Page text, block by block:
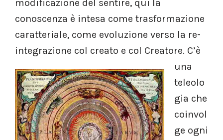
modificazione del sentire, qui la
conoscenza è intesa come trasformazione
caratteriale, come evoluzione verso la re-
integrazione col creato e col Creatore. C’è
una
teleolo
gia che
coinvol
ge ogni